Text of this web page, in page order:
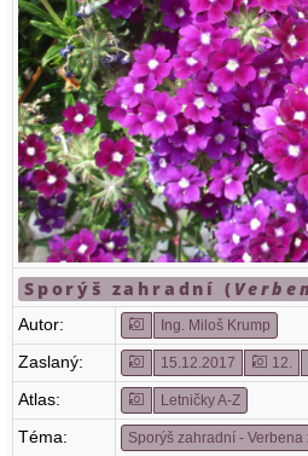
Sporýš zahradní (
Autor: Ing. Miloš Krump
Zaslaný: 15.12.2017 12.
Atlas: Letničky A-Z
Téma: Sporýš zahradní - Verbena